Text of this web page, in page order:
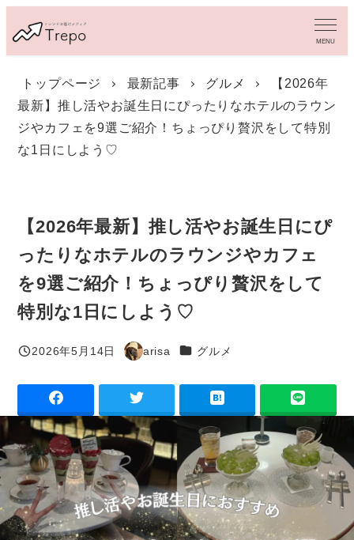
イ
MENU
トップページ 最新記事 グルメ
【2026年
最新】推し活やお誕生日にぴったりなホテルのラウン
ジやカフェを9選ご紹介！ちょっぴり贅沢をして特別
な1日にしよう♡
【2026年最新】推し活やお誕生日にぴ
ったりなホテルのラウンジやカフェ
を9選ご紹介！ちょっぴり贅沢をして
特別な1日にしよう♡
投稿日
2026年5月14日
著
arisa カテゴリー
グルメ